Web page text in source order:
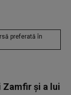
preferată în
și a lui